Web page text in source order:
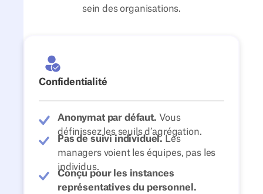
sein des organisations.
Confidentialité
Anonymat par défaut. Vous
définissez les seuils d’agrégation.
Pas de suivi individuel. Les
managers voient les équipes, pas les
individus.
Conçu pour les instances
représentatives du personnel.